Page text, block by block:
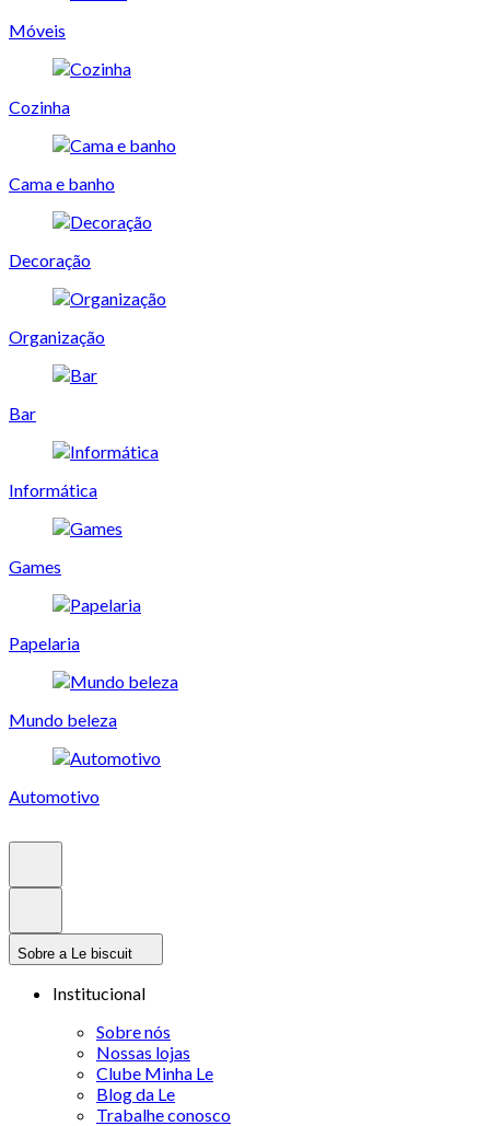
Móveis
Cozinha
Cama e banho
Decoração
Organização
Bar
Informática
Games
Papelaria
Mundo beleza
Automotivo
Sobre a Le biscuit
Institucional
Sobre nós
Nossas lojas
Clube Minha Le
Blog da Le
Trabalhe conosco